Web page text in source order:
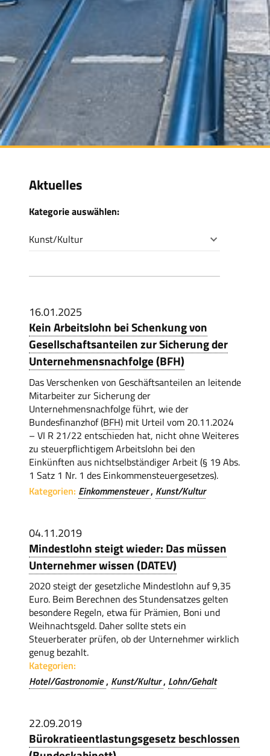
Aktuelles
Kategorie auswählen:
Kunst/Kultur
16.01.2025
Kein Arbeitslohn bei Schenkung von
Gesellschaftsanteilen zur Sicherung der
Unternehmensnachfolge (BFH)
Das Verschenken von Geschäftsanteilen an leitende
Mitarbeiter zur Sicherung der
Unternehmensnachfolge führt, wie der
Bundesfinanzhof (BFH) mit Urteil vom 20.11.2024
– VI R 21/22 entschieden hat, nicht ohne Weiteres
zu steuerpflichtigem Arbeitslohn bei den
Einkünften aus nichtselbständiger Arbeit (§ 19 Abs.
1 Satz 1 Nr. 1 des Einkommensteuergesetzes).
Kategorien: Einkommensteuer Kunst/Kultur
04.11.2019
Mindestlohn steigt wieder: Das müssen
Unternehmer wissen (DATEV)
2020 steigt der gesetzliche Mindestlohn auf 9,35
Euro. Beim Berechnen des Stundensatzes gelten
besondere Regeln, etwa für Prämien, Boni und
Weihnachtsgeld. Daher sollte stets ein
Steuerberater prüfen, ob der Unternehmer wirklich
genug bezahlt.
Kategorien:
Hotel/Gastronomie Kunst/Kultur Lohn/Gehalt
22.09.2019
Bürokratieentlastungsgesetz beschlossen